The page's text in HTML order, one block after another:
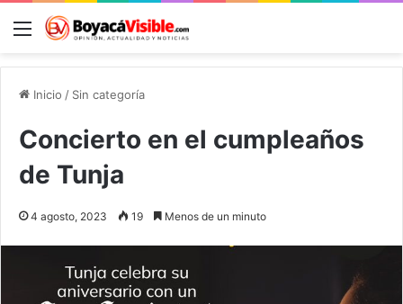
Menú
Inicio / Sin categoría
Concierto en el cumpleaños
de Tunja
4 agosto, 2023 19 Menos de un minuto